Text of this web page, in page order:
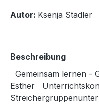
Autor: Ksenja Stadler
Beschreibung
Gemeinsam lernen -
Esther